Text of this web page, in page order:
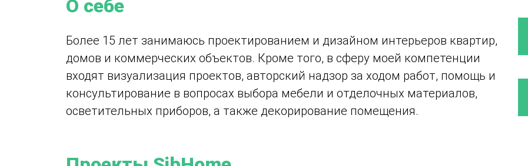
О себе
Более 15 лет занимаюсь проектированием и дизайном интерьеров квартир,
домов и коммерческих объектов. Кроме того, в сферу моей компетенции
входят визуализация проектов, авторский надзор за ходом работ, помощь и
консультирование в вопросах выбора мебели и отделочных материалов,
осветительных приборов, а также декорирование помещения.